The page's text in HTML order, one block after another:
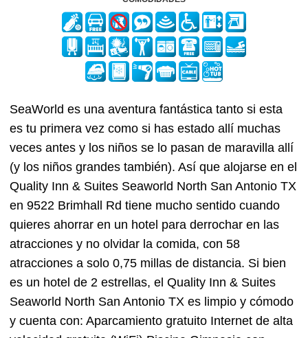
SeaWorld es una aventura fantástica tanto si esta
es tu primera vez como si has estado allí muchas
veces antes y los niños se lo pasan de maravilla allí
(y los niños grandes también). Así que alojarse en el
Quality Inn & Suites Seaworld North San Antonio TX
en 9522 Brimhall Rd tiene mucho sentido cuando
quieres ahorrar en un hotel para derrochar en las
atracciones y no olvidar la comida, con 58
atracciones a solo 0,75 millas de distancia. Si bien
es un hotel de 2 estrellas, el Quality Inn & Suites
Seaworld North San Antonio TX es limpio y cómodo
y cuenta con: Aparcamiento gratuito Internet de alta